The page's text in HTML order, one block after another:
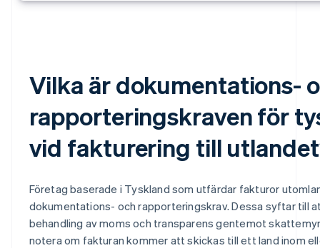
Vilka är dokumentations-
rapporteringskraven för
vid fakturering till
Företag baserade i Tyskland som utfärdar fakturor
dokumentations- och rapporteringskrav. Dessa syftar till
behandling av moms och transparens gentemot
notera om fakturan kommer att skickas till ett land inom